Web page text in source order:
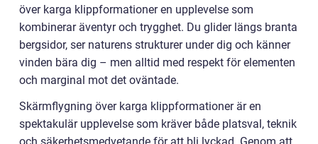
över karga klippformationer en upplevelse som
kombinerar äventyr och trygghet. Du glider längs branta
bergsidor, ser naturens strukturer under dig och känner
vinden bära dig – men alltid med respekt för elementen
och marginal mot det oväntade.
Skärmflygning över karga klippformationer är en
spektakulär upplevelse som kräver både platsval, teknik